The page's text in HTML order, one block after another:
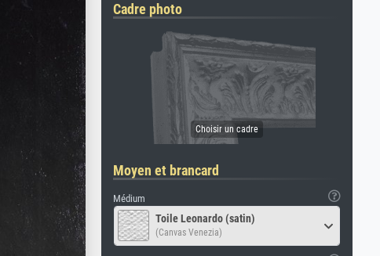
Cadre photo
Moyen et brancard
Médium
Toile Leonardo (satin)
(Canvas Venezia)